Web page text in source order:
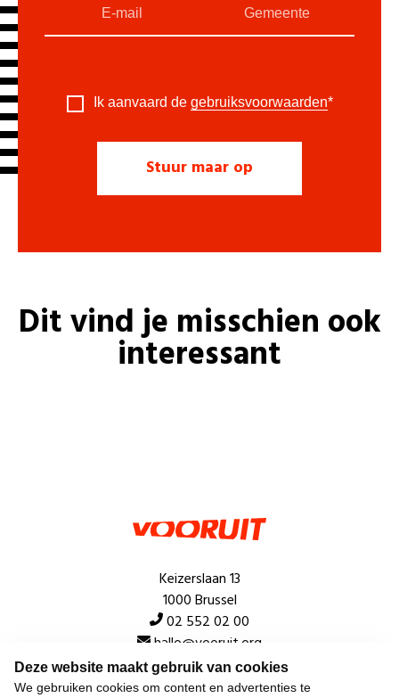
Deze website maakt gebruik van cookies
We gebruiken cookies om content en advertenties te
Ik aanvaard de gebruiksvoorwaarden*
Dit vind je misschien ook
interessant
Keizerslaan 13
1000 Brussel
02 552 02 00
hallo@vooruit.org